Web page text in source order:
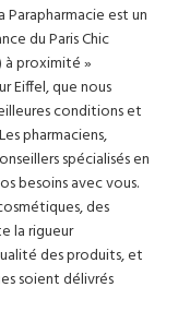
Parapharmacie est un
du Paris Chic
à proximité »
Eiffel, que nous
conditions et
pharmaciens,
spécialisés en
besoins avec vous.
des
la rigueur
des produits, et
soient délivrés